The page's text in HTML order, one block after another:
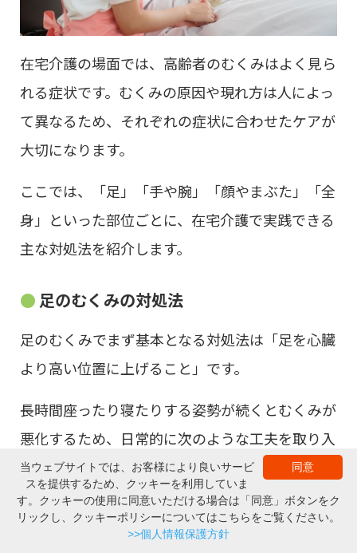
在宅介護の場面では、高齢者のむくみはよく見ら
れる症状です。むくみの原因や現れ方は人によっ
て異なるため、それぞれの症状に合わせたケアが
大切になります。
ここでは、「足」「手や腕」「顔やまぶた」「全
身」といった部位ごとに、在宅介護で実践できる
主な対処法を紹介します。
足のむくみの対処法
足のむくみでまず基本となる対処法は「足を心臓
より高い位置に上げること」です。
長時間座ったり寝たりする姿勢が続くとむくみが
悪化するため、日常的に次のような工夫を取り入
れると良いでしょう。
ベッド上では膝の下にクッションを置く
体位を1～2時間ごとに変える
▲ページの上部へ
購入する カタログ・取説
同意
当ウェブサイトでは、お客様により良いサービ
スを提供するため、クッキーを利用していま
す。クッキーの使用に同意いただける場合は「同意」ボタンをク
リックし、クッキーポリシーについてはこちらをご覧ください。
>>個人情報保護方針